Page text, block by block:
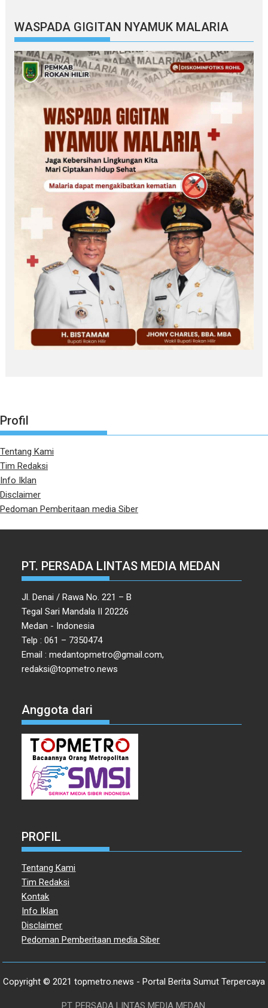
WASPADA GIGITAN NYAMUK MALARIA
Profil
Tentang Kami
Tim Redaksi
Info Iklan
Disclaimer
Pedoman Pemberitaan media Siber
PT. PERSADA LINTAS MEDIA MEDAN
Jl. Denai / Rawa No. 221 – B
Tegal Sari Mandala II 20226
Medan - Indonesia
Telp : 061 – 7350474
Email : medantopmetro@gmail.com,
redaksi@topmetro.news
Anggota dari
PROFIL
Tentang Kami
Tim Redaksi
Kontak
Info Iklan
Disclaimer
Pedoman Pemberitaan media Siber
Copyright © 2021 topmetro.news - Portal Berita Sumut Terpercaya
PT. PERSADA LINTAS MEDIA MEDAN.